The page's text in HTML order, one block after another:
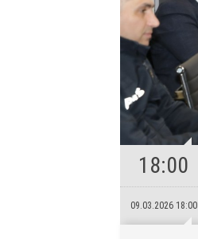
18:00
09.03.2026 18:00